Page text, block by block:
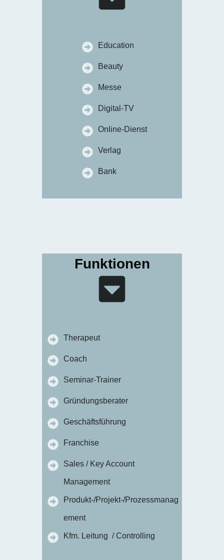
Education
Beauty
Messe
Digital-TV
Online-Dienst
Verlag
Bank
Funktionen
Therapeut
Coach
Seminar-Trainer
Gründungsberater
Geschäftsführung
Franchise
Sales / Key Account
Management
Produkt-/Projekt-/Prozessmanag
ement
Kfm. Leitung / Controlling